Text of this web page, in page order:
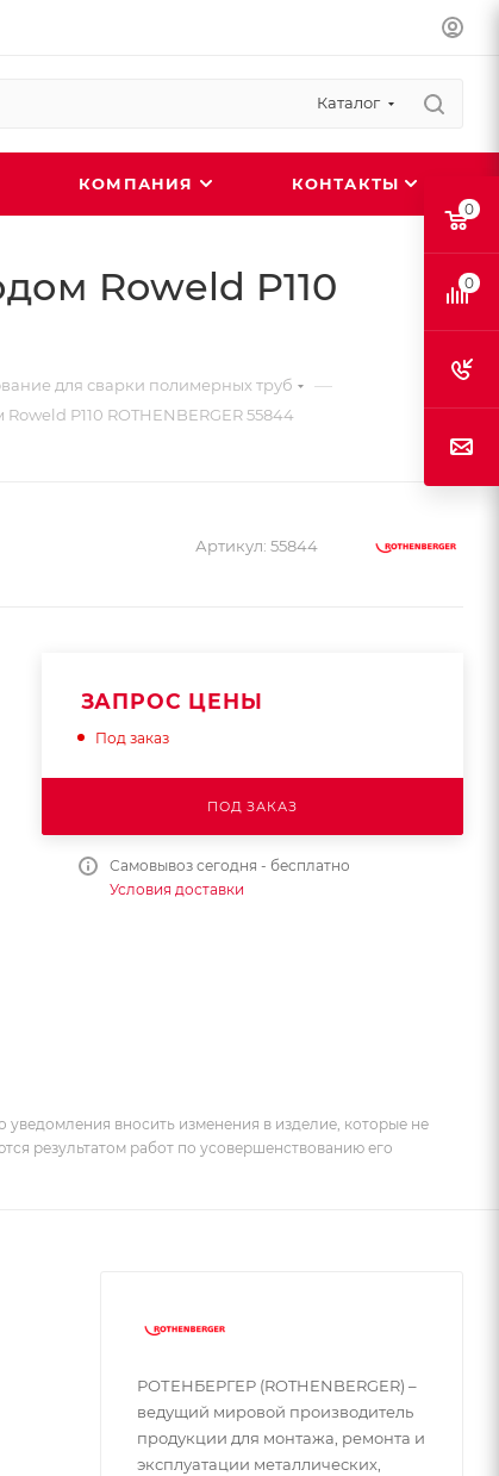
Каталог
КОМПАНИЯ КОНТАКТЫ
Roweld P110
для сварки полимерных труб —
P110 ROTHENBERGER 55844
Артикул: 55844
ЗАПРОС ЦЕНЫ
Под заказ
ПОД ЗАКАЗ
Самовывоз сегодня - бесплатно
Условия доставки
вносить изменения в изделие, которые не
результатом работ по усовершенствованию его
РОТЕНБЕРГЕР (ROTHENBERGER) –
ведущий мировой производитель
продукции для монтажа, ремонта и
эксплуатации металлических,
0
0